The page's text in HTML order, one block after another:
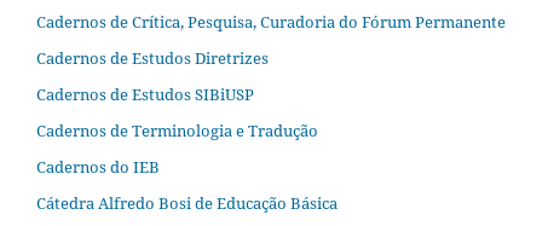
Cadernos de Crítica, Pesquisa, Curadoria do Fórum Permanente
Cadernos de Estudos Diretrizes
Cadernos de Estudos SIBiUSP
Cadernos de Terminologia e Tradução
Cadernos do IEB
Cátedra Alfredo Bosi de Educação Básica